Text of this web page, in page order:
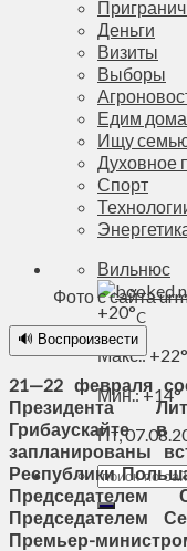
Деньги
Визиты
Выборы
Едим дома
Ищу
Духовное
Спорт
Вильнюс
+20°C
Макс.:+22°
Мин.:+14°
Пт,
Фото с сайта
🔊 Воспроизвести
21—22 февраля
Президента
Грибаускайте
запланированы
Республики
Председателем
Председателем
Премьер-